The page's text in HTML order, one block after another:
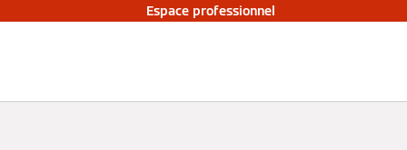
Espace professionnel